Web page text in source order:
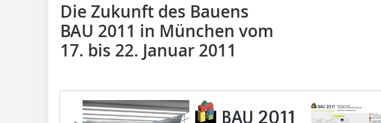
Die Zukunft des Bauens
BAU 2011 in München vom
17. bis 22. Januar 2011